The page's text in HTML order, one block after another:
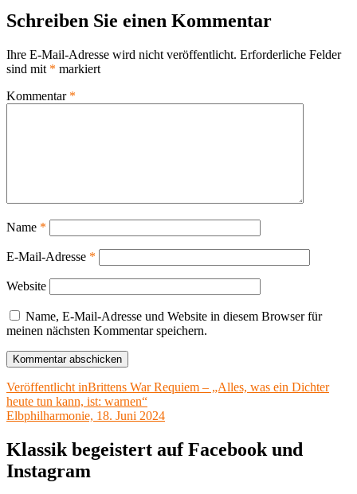
Schreiben Sie einen Kommentar
Ihre E-Mail-Adresse wird nicht veröffentlicht. Erforderliche Felder
sind mit * markiert
Kommentar *
Name *
E-Mail-Adresse *
Website
Name, E-Mail-Adresse und Website in diesem Browser für
meinen nächsten Kommentar speichern.
Beitragsnavigation
Veröffentlicht inBrittens War Requiem – „Alles, was ein Dichter
heute tun kann, ist: warnen“
Elbphilharmonie, 18. Juni 2024
Klassik begeistert auf Facebook und
Instagram